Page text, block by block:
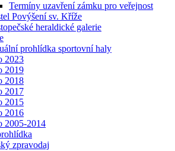
Termíny uzavření zámku pro veřejnost
Povýšení sv. Kříže
heraldické galerie
prohlídka sportovní haly
2023
2019
2018
2017
2015
2016
2005-2014
zpravodaj